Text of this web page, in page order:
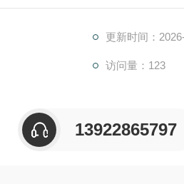
更新时间：
访问量：123
13922865797